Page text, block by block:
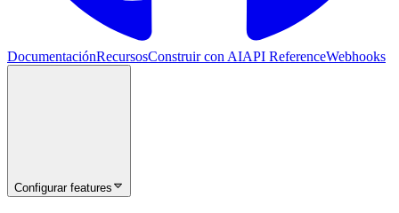
DocumentaciónRecursosConstruir con AIAPI ReferenceWebhooks
Configurar features